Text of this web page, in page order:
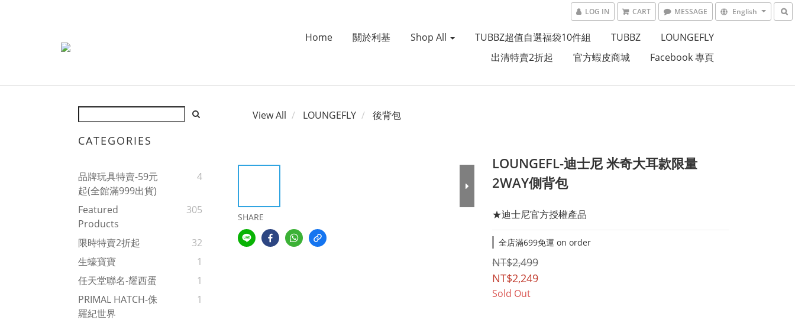
LOG IN CART MESSAGE English
Home 關於利基 Shop All TUBBZ超值自選福袋10件組 TUBBZ
LOUNGEFLY
出清特賣2折起
官方蝦皮商城 Facebook 專頁
CATEGORIES
品牌玩具特賣-59元
起(全館滿999出貨)
4
Featured
Products
305
限時特賣2折起
32
生蠔寶寶
1
任天堂聯名-耀西蛋
1
PRIMAL HATCH-侏
羅紀世界
1
View All LOUNGEFLY 後背包
SHARE
LOUNGEFL-迪士尼 米奇大耳款限量
2WAY側背包
★迪士尼官方授權產品
全店滿699免運 on order
NT$2,499
NT$2,249
Sold Out